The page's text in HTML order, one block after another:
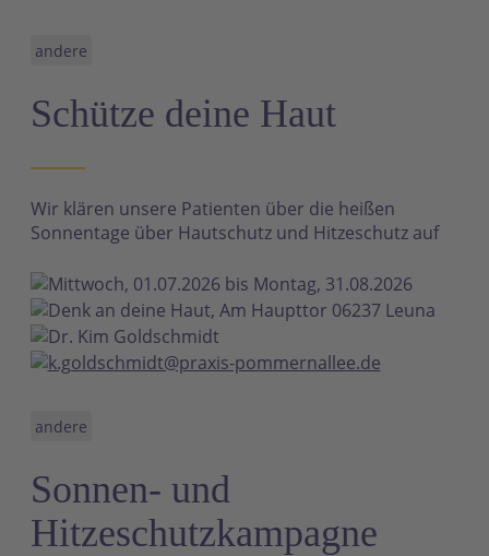
andere
Schütze deine Haut
Wir klären unsere Patienten über die heißen
Sonnentage über Hautschutz und Hitzeschutz auf
Mittwoch, 01.07.2026 bis Montag, 31.08.2026
Denk an deine Haut, Am Haupttor 06237 Leuna
Dr. Kim Goldschmidt
k.goldschmidt@praxis-pommernallee.de
andere
Sonnen- und
Hitzeschutzkampagne